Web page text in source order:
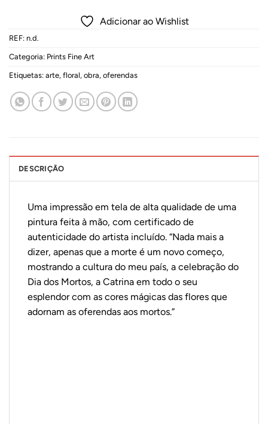
Adicionar ao Wishlist
REF: n.d.
Categoria: Prints Fine Art
Etiquetas: arte, floral, obra, oferendas
DESCRIÇÃO
Uma impressão em tela de alta qualidade de uma
pintura feita à mão, com certificado de
autenticidade do artista incluído. “Nada mais a
dizer, apenas que a morte é um novo começo,
mostrando a cultura do meu país, a celebração do
Dia dos Mortos, a Catrina em todo o seu
esplendor com as cores mágicas das flores que
adornam as oferendas aos mortos.”